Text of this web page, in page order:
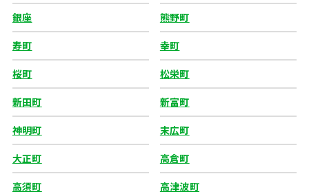
銀座 熊野町
寿町 幸町
桜町 松栄町
新田町 新富町
神明町 末広町
大正町 高倉町
高須町 高津波町